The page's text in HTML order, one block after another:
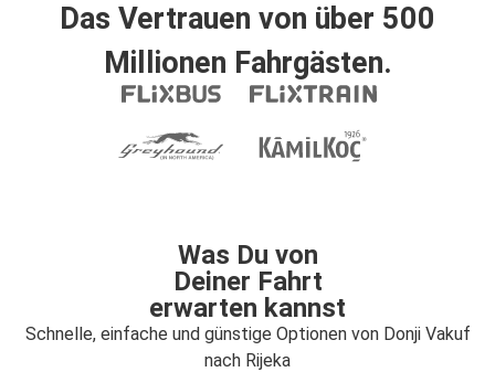
Das Vertrauen von über 500
Millionen Fahrgästen.
Was Du von
Deiner Fahrt
erwarten kannst
Schnelle, einfache und günstige Optionen von Donji Vakuf
nach Rijeka